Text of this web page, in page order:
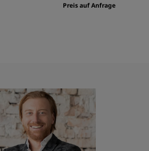
Preis auf Anfrage